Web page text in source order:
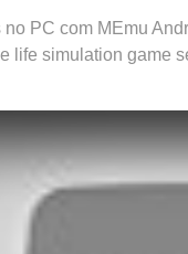
emulação exclusivo
nos preocupamos
jogo favorito.
PC com MEmu
life simulation game